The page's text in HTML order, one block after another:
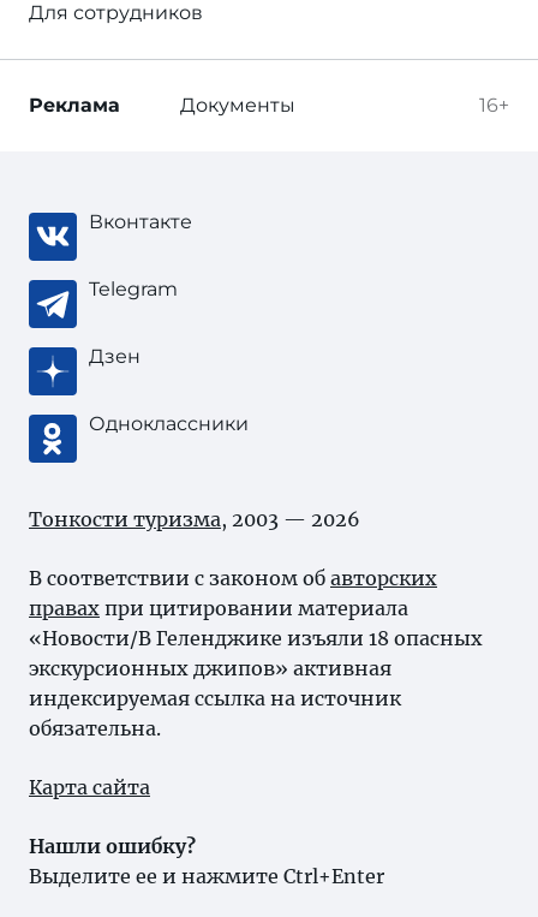
Для сотрудников
16+
Реклама Документы
Вконтакте
Telegram
Дзен
Одноклассники
Тонкости туризма, 2003 — 2026
В соответствии с законом об авторских
правах при цитировании материала
«Новости/В Геленджике изъяли 18 опасных
экскурсионных джипов» активная
индексируемая ссылка на источник
обязательна.
Карта сайта
Нашли ошибку?
Выделите ее и нажмите Ctrl+Enter